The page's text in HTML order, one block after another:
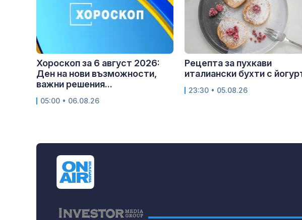
Хороскоп за 6 август 2026:
Ден на нови възможности,
важни решения...
05:00 • 06.08.26
Рецепта за пухкави
италиански бухти с
23:30 • 05.08.26